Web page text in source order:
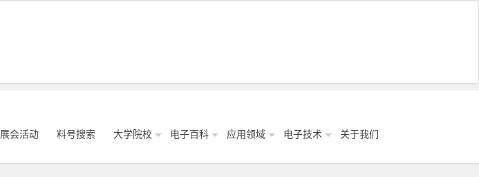
展会活动 料号搜索 大学院校 电子百科 应用领域 电子技术 关于我们